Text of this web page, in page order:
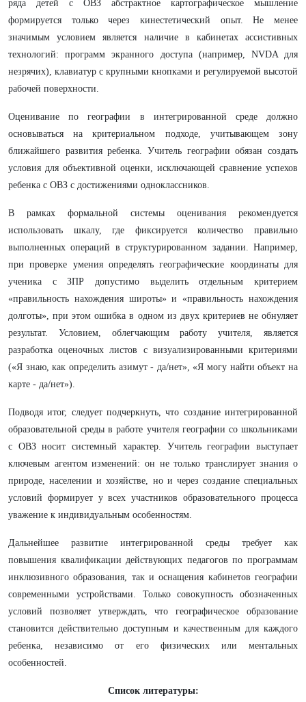
ряда детей с ОВЗ абстрактное картографическое мышление
формируется только через кинестетический опыт. Не менее
значимым условием является наличие в кабинетах ассистивных
технологий: программ экранного доступа (например, NVDA для
незрячих), клавиатур с крупными кнопками и регулируемой высотой
рабочей поверхности.
Оценивание по географии в интегрированной среде должно
основываться на критериальном подходе, учитывающем зону
ближайшего развития ребенка. Учитель географии обязан создать
условия для объективной оценки, исключающей сравнение успехов
ребенка с ОВЗ с достижениями одноклассников.
В рамках формальной системы оценивания рекомендуется
использовать шкалу, где фиксируется количество правильно
выполненных операций в структурированном задании. Например,
при проверке умения определять географические координаты для
ученика с ЗПР допустимо выделить отдельным критерием
«правильность нахождения широты» и «правильность нахождения
долготы», при этом ошибка в одном из двух критериев не обнуляет
результат. Условием, облегчающим работу учителя, является
разработка оценочных листов с визуализированными критериями
(«Я знаю, как определить азимут - да/нет», «Я могу найти объект на
карте - да/нет»).
Подводя итог, следует подчеркнуть, что создание интегрированной
образовательной среды в работе учителя географии со школьниками
с ОВЗ носит системный характер. Учитель географии выступает
ключевым агентом изменений: он не только транслирует знания о
природе, населении и хозяйстве, но и через создание специальных
условий формирует у всех участников образовательного процесса
уважение к индивидуальным особенностям.
Дальнейшее развитие интегрированной среды требует как
повышения квалификации действующих педагогов по программам
инклюзивного образования, так и оснащения кабинетов географии
современными устройствами. Только совокупность обозначенных
условий позволяет утверждать, что географическое образование
становится действительно доступным и качественным для каждого
ребенка, независимо от его физических или ментальных
особенностей.
Список литературы: